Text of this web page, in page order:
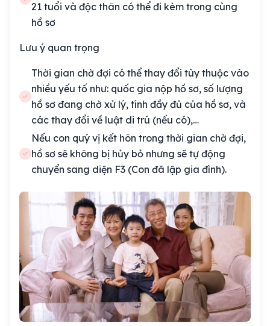
21 tuổi và độc thân có thể đi kèm trong cùng
hồ sơ
Lưu ý quan trọng
Thời gian chờ đợi có thể thay đổi tùy thuộc vào
nhiều yếu tố như: quốc gia nộp hồ sơ, số lượng
hồ sơ đang chờ xử lý, tính đầy đủ của hồ sơ, và
các thay đổi về luật di trú (nếu có),…
Nếu con quý vị kết hôn trong thời gian chờ đợi,
hồ sơ sẽ không bị hủy bỏ nhưng sẽ tự động
chuyển sang diện F3 (Con đã lập gia đình).